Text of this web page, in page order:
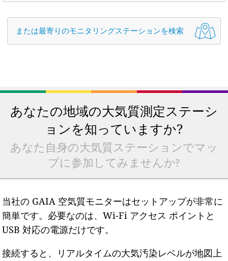
または最寄りのモニタリングステーションを検索
あなたの地域の大気質測定ステーシ
ョンを知っていますか?
あなた自身の大気質ステーションでマッ
プに参加してみませんか?
当社の GAIA 空気質モニターはセットアップが非常に
簡単です。必要なのは、Wi-Fi アクセス ポイントと
USB 対応の電源だけです。
接続すると、リアルタイムの大気汚染レベルが地図上